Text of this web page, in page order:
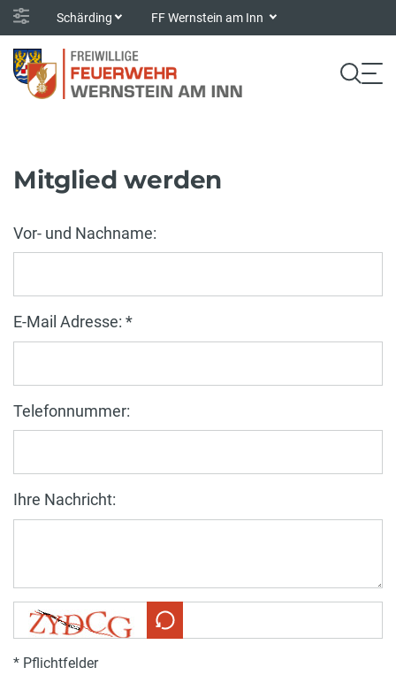
Schärding FF Wernstein am Inn
Mitglied werden
Vor- und Nachname:
E-Mail Adresse: *
Telefonnummer:
Ihre Nachricht:
* Pflichtfelder